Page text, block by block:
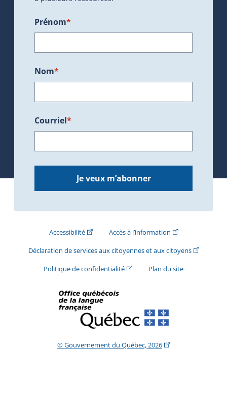
Prénom*
Nom*
Courriel*
Je veux m’abonner
Accessibilité(Cet hyperlien externe s'ouvrira dans une
Accès à l’information(Cet hyperlien
Déclaration de services aux citoyennes et aux citoyens(Cet
Politique de confidentialité(Cet hyperlien externe s'ouvrira
Plan du site
© Gouvernement du Québec, 2026(Cet hyperlien